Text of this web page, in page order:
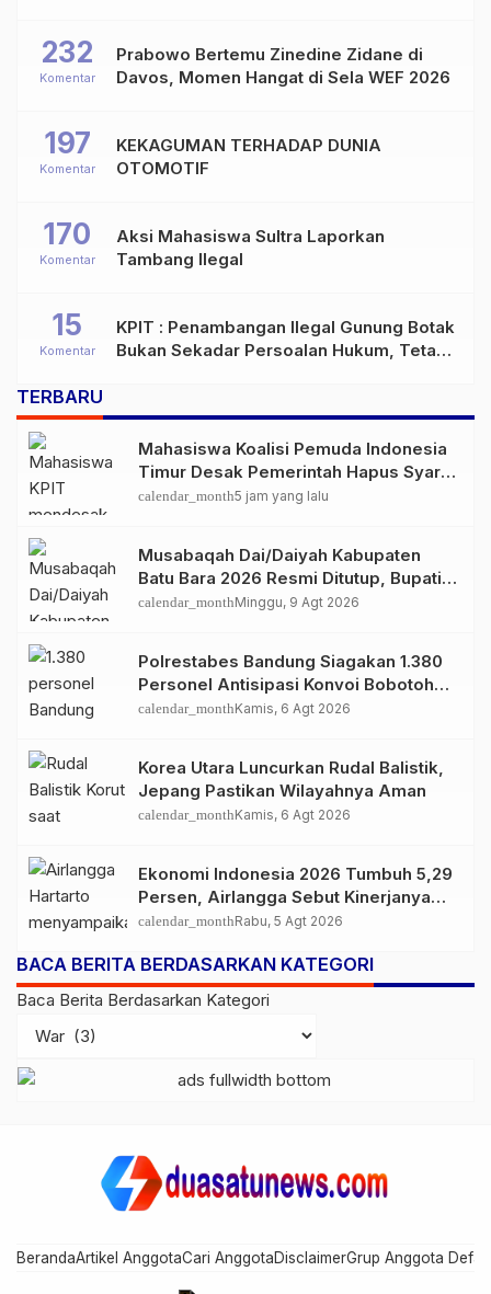
Prabowo Bertemu Zinedine Zidane di
Davos, Momen Hangat di Sela WEF 2026
232
Komentar
KEKAGUMAN TERHADAP DUNIA
OTOMOTIF
197
Komentar
Aksi Mahasiswa Sultra Laporkan
Tambang Ilegal
170
Komentar
KPIT : Penambangan Ilegal Gunung Botak
Bukan Sekadar Persoalan Hukum, Tetapi
15
Komentar
TERBARU
Mahasiswa Koalisi Pemuda Indonesia
Timur Desak Pemerintah Hapus Syarat
Desil KIP Kuliah 2026
calendar_month5 jam yang lalu
Musabaqah Dai/Daiyah Kabupaten
Batu Bara 2026 Resmi Ditutup, Bupati
Apresiasi Semangat Peserta
calendar_monthMinggu, 9 Agt 2026
Polrestabes Bandung Siagakan 1.380
Personel Antisipasi Konvoi Bobotoh
Usai Final Piala Presiden
calendar_monthKamis, 6 Agt 2026
Korea Utara Luncurkan Rudal Balistik,
Jepang Pastikan Wilayahnya Aman
calendar_monthKamis, 6 Agt 2026
Ekonomi Indonesia 2026 Tumbuh 5,29
Persen, Airlangga Sebut Kinerjanya
Lampaui Rata-Rata Global
calendar_monthRabu, 5 Agt 2026
BACA BERITA BERDASARKAN KATEGORI
Baca Berita Berdasarkan Kategori
BerandaArtikel AnggotaCari AnggotaDisclaimerGrup Anggota